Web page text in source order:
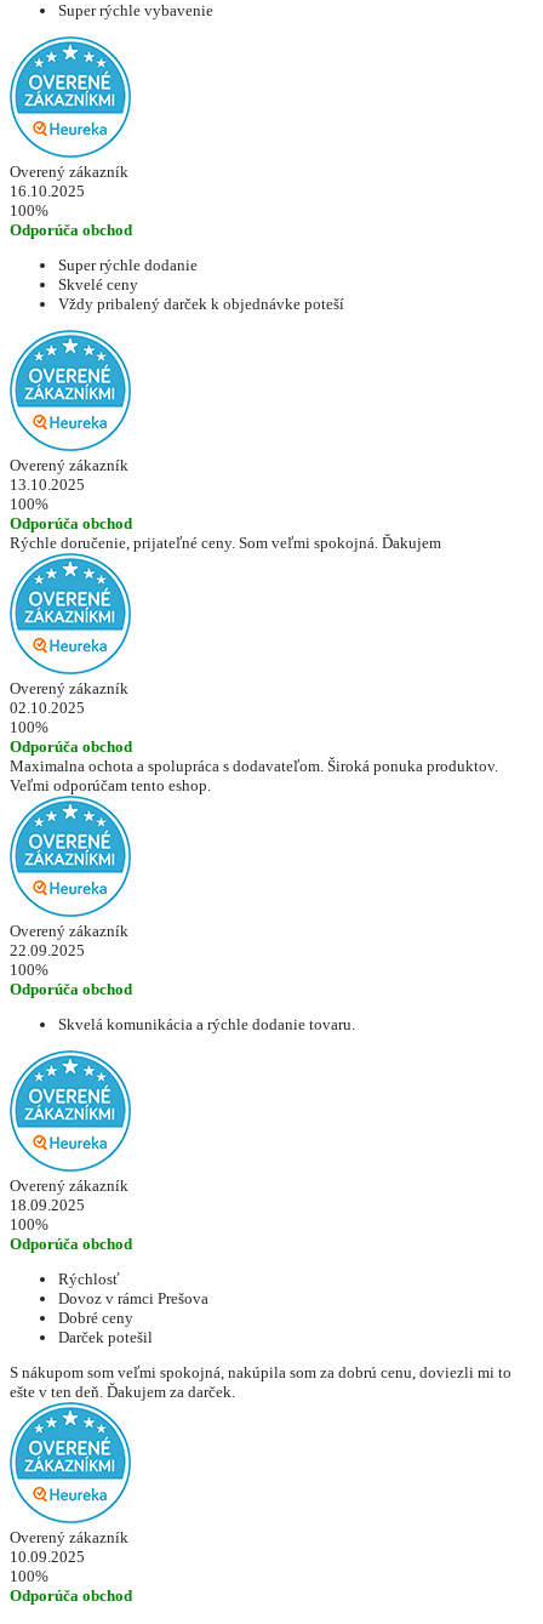
Super rýchle vybavenie
Overený zákazník
16.10.2025
100%
Odporúča obchod
Super rýchle dodanie
Skvelé ceny
Vždy pribalený darček k objednávke poteší
Overený zákazník
13.10.2025
100%
Odporúča obchod
Rýchle doručenie, prijateľné ceny. Som veľmi spokojná. Ďakujem
Overený zákazník
02.10.2025
100%
Odporúča obchod
Maximalna ochota a spolupráca s dodavateľom. Široká ponuka produktov.
Veľmi odporúčam tento eshop.
Overený zákazník
22.09.2025
100%
Odporúča obchod
Skvelá komunikácia a rýchle dodanie tovaru.
Overený zákazník
18.09.2025
100%
Odporúča obchod
Rýchlosť
Dovoz v rámci Prešova
Dobré ceny
Darček potešil
S nákupom som veľmi spokojná, nakúpila som za dobrú cenu, doviezli mi to
ešte v ten deň. Ďakujem za darček.
Overený zákazník
10.09.2025
100%
Odporúča obchod